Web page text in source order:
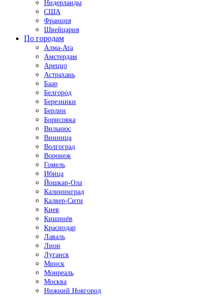
Нидерланды
США
Франция
Швейцария
По городам
Алма-Ата
Амстердам
Ареццо
Астрахань
Баар
Белгород
Березники
Берлин
Борисовка
Вильнюс
Винница
Волгоград
Воронеж
Гомель
Ибица
Йошкар-Ола
Калининград
Калвер-Сити
Киев
Кишинёв
Краснодар
Лаваль
Лион
Луганск
Минск
Монреаль
Москва
Нижний Новгород